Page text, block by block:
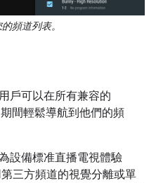
頻道列表。
戶可以在所有兼容的
間輕鬆導航到他們的頻
設備標准直播電視體驗
三方頻道的視覺分離或單